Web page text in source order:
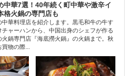
中華7選！40年続く町中華や激辛イ
格火鍋の専門店も
華料理店を紹介します。黒毛和牛の牛す
チャーハンから、中国出身のシェフが作る
鍋専門店『海底撈火鍋』の火鍋まで。秋
物の際...